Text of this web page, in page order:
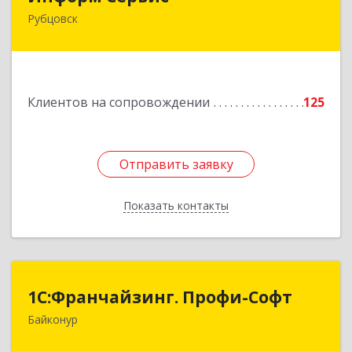
Рубцовск
Клиентов на сопровождении 125
Отправить заявку
Показать контакты
658204, Алтайский край, Рубцовск г, Алтайская
Отправить заявку
Назад
1С:Франчайзинг. Профи-Софт
Байконур
1С:Франчайзинг. Профи-Софт
468320, Байконур г, Ленина ул, дом № 10,